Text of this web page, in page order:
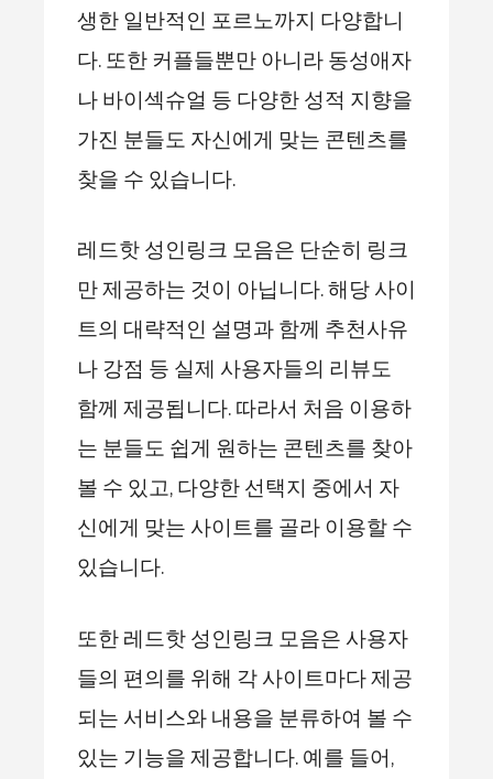
생한 일반적인 포르노까지 다양합니
다. 또한 커플들뿐만 아니라 동성애자
나 바이섹슈얼 등 다양한 성적 지향을
가진 분들도 자신에게 맞는 콘텐츠를
찾을 수 있습니다.
레드핫 성인링크 모음은 단순히 링크
만 제공하는 것이 아닙니다. 해당 사이
트의 대략적인 설명과 함께 추천사유
나 강점 등 실제 사용자들의 리뷰도
함께 제공됩니다. 따라서 처음 이용하
는 분들도 쉽게 원하는 콘텐츠를 찾아
볼 수 있고, 다양한 선택지 중에서 자
신에게 맞는 사이트를 골라 이용할 수
있습니다.
또한 레드핫 성인링크 모음은 사용자
들의 편의를 위해 각 사이트마다 제공
되는 서비스와 내용을 분류하여 볼 수
있는 기능을 제공합니다. 예를 들어,